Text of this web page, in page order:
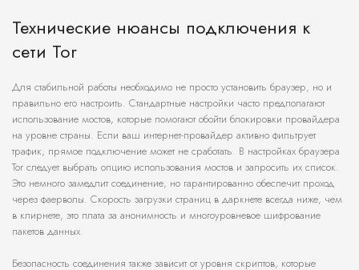
Технические нюансы подключения к
сети Tor
Для стабильной работы необходимо не просто установить браузер, но и
правильно его настроить. Стандартные настройки часто предполагают
использование мостов, которые помогают обойти блокировки провайдера
на уровне страны. Если ваш интернет-провайдер активно фильтрует
трафик, прямое подключение может не сработать. В настройках браузера
Tor следует выбрать опцию использования мостов и запросить их список.
Это немного замедлит соединение, но гарантированно обеспечит проход
через фаерволы. Скорость загрузки страниц в даркнете всегда ниже, чем
в клирнете, это плата за анонимность и многоуровневое шифрование
пакетов данных.
Безопасность соединения также зависит от уровня скриптов, которые